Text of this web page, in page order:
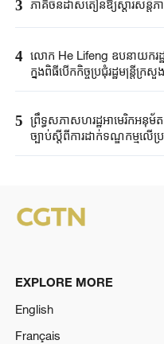
3 ភាគីចិនដាស់តឿនឱ្យស្តារសន្តិ
4 លោក He Lifeng ឧបនាយករដ្ឋ
ក្នុងពិធីបើកកិច្ចប្រជុំរដ្ឋមន្ត្រីក្រ
5 ព្រឹទ្ធសភាសហរដ្ឋអាមេរិកអនុម័
ច្បាប់ស្តីពីការដាក់ទណ្ឌកម្មលើ
EXPLORE MORE
English
Français